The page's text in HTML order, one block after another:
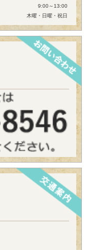
9:00～13:00
木曜・日曜・祝日